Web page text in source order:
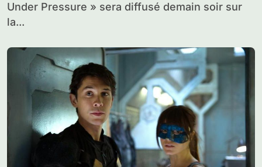
Under Pressure » sera diffusé demain soir sur
la...